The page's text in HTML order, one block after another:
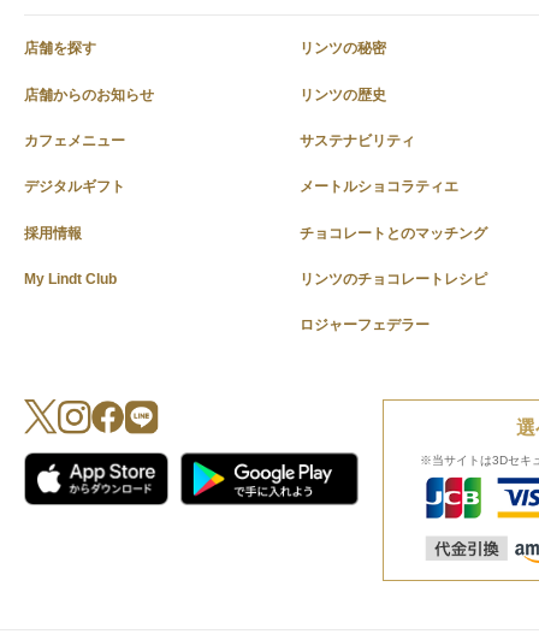
店舗を探す
店舗からのお知らせ
カフェメニュー
デジタルギフト
採用情報
My Lindt Club
リンツの秘密
リンツの歴史
サステナビリティ
メートルショコラティエ
チョコレートとのマッチング
リンツのチョコレートレシピ
ロジャーフェデラー
選
※当サイトは3Dセキ